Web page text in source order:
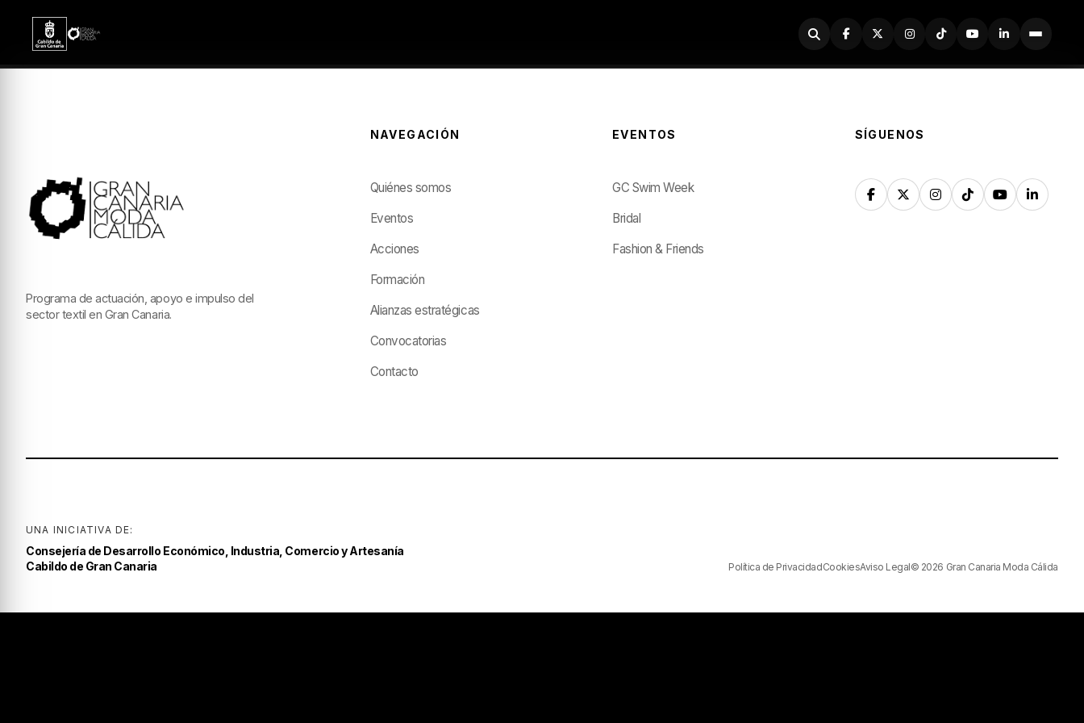
Buscador
Programa de actuación, apoyo e impulso del
sector textil en Gran Canaria.
NAVEGACIÓN
Quiénes somos
Eventos
Acciones
Formación
Alianzas estratégicas
Convocatorias
Contacto
EVENTOS
GC Swim Week
Bridal
Fashion & Friends
SÍGUENOS
UNA INICIATIVA DE:
Consejería de Desarrollo Económico, Industria, Comercio y Artesanía
Cabildo de Gran Canaria
Política de PrivacidadCookiesAviso Legal© 2026 Gran Canaria Moda Cálida